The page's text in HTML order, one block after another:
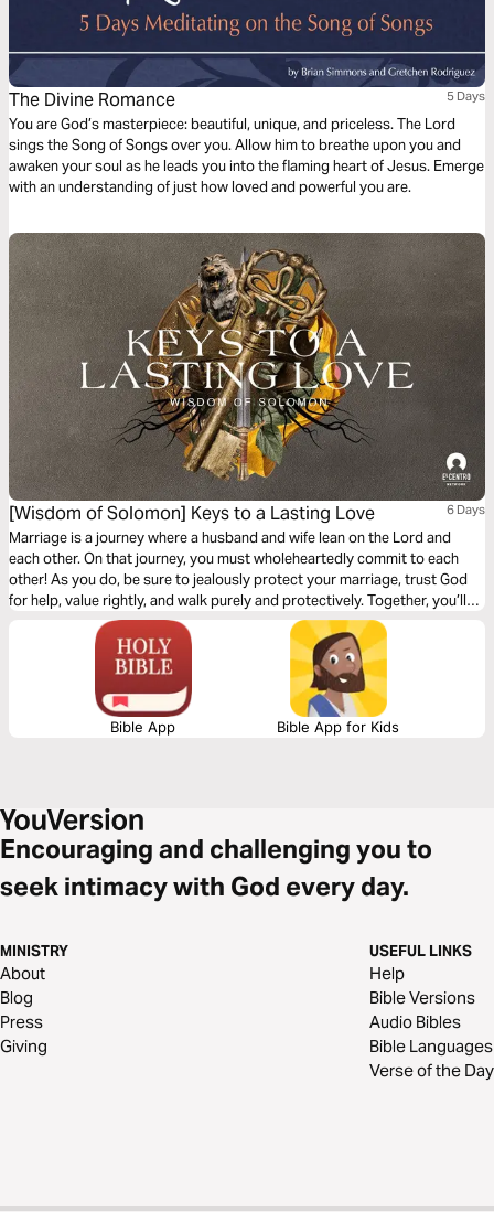
The Divine Romance 5 Days
You are God’s masterpiece: beautiful, unique, and priceless. The Lord
sings the Song of Songs over you. Allow him to breathe upon you and
awaken your soul as he leads you into the flaming heart of Jesus. Emerge
with an understanding of just how loved and powerful you are.
[Wisdom of Solomon] Keys to a Lasting Love 6 Days
Marriage is a journey where a husband and wife lean on the Lord and
each other. On that journey, you must wholeheartedly commit to each
other! As you do, be sure to jealously protect your marriage, trust God
for help, value rightly, and walk purely and protectively. Together, you’ll
build a lasting love and live happily ever after (most of the time).
Bible App Bible App for Kids
Encouraging and challenging you to
seek intimacy with God every day.
MINISTRY
About
Blog
Press
Giving
USEFUL LINKS
Help
Bible Versions
Audio Bibles
Bible Languages
Verse of the Day